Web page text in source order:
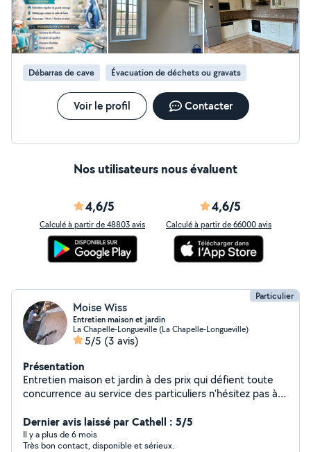
Débarras de cave Évacuation de déchets ou gravats
Voir le profil Contacter
Nos utilisateurs nous évaluent
4,6/5
Calculé à partir de 48803 avis
4,6/5
Calculé à partir de 66000 avis
Particulier
Moise Wiss
Entretien maison et jardin
La Chapelle-Longueville (La Chapelle-Longueville)
5/5 (3 avis)
Présentation
Entretien maison et jardin à des prix qui défient toute
concurrence au service des particuliers n'hésitez pas à
travail
Dernier avis laissé par Cathell : 5/5
Il y a plus de 6 mois
Très bon contact, disponible et sérieux.